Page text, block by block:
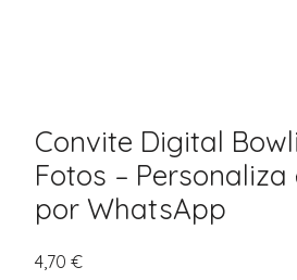
Convite Digital
Fotos – Personaliza
por WhatsApp
4,70 €Preço